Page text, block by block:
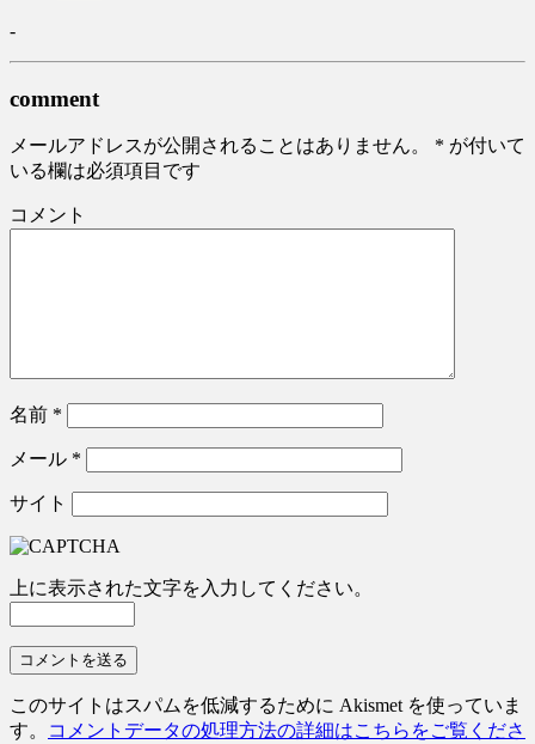
-
comment
メールアドレスが公開されることはありません。 * が付いて
いる欄は必須項目です
コメント
名前 *
メール *
サイト
上に表示された文字を入力してください。
このサイトはスパムを低減するために Akismet を使っていま
す。
コメントデータの処理方法の詳細はこちらをご覧くださ